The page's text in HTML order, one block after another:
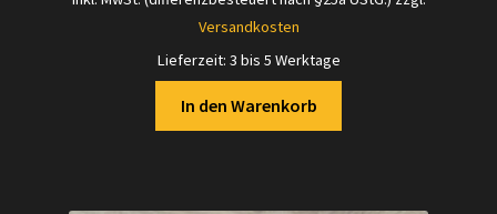
Versandkosten
Lieferzeit: 3 bis 5 Werktage
In den Warenkorb